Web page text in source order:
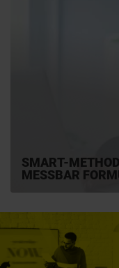
SMART-
MESSBAR